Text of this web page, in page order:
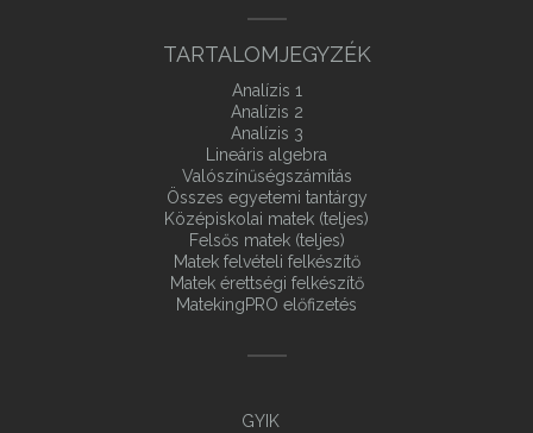
TARTALOMJEGYZÉK
Analízis 1
Analízis 2
Analízis 3
Lineáris algebra
Valószínűségszámítás
Összes egyetemi tantárgy
Középiskolai matek (teljes)
Felsős matek (teljes)
Matek felvételi felkészítő
Matek érettségi felkészítő
MatekingPRO előfizetés
GYIK